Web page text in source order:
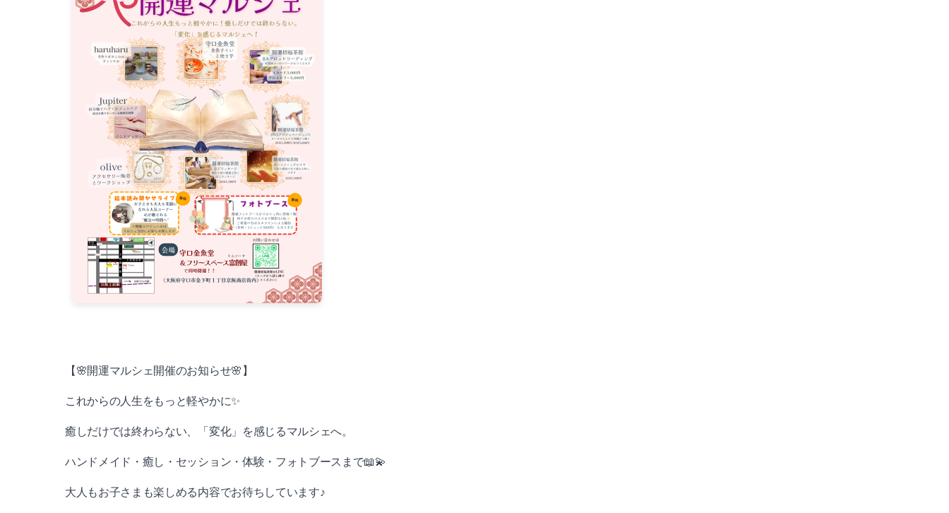
【🌸開運マルシェ開催のお知らせ🌸】
これからの人生をもっと軽やかに✨
癒しだけでは終わらない、「変化」を感じるマルシェへ。
ハンドメイド・癒し・セッション・体験・フォトブースまで📖💫
大人もお子さまも楽しめる内容でお待ちしています♪